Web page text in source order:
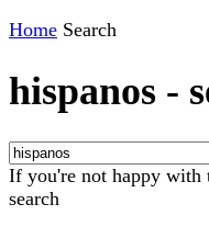
Home Search
hispanos -
If you're not happy with
search